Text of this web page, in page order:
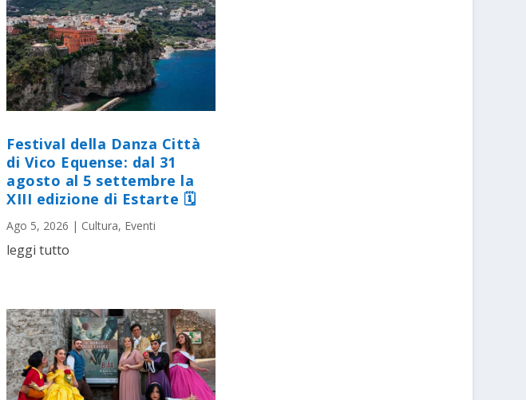
Festival della Danza Città
di Vico Equense: dal 31
agosto al 5 settembre la
XIII edizione di Estarte 🗓
Ago 5, 2026 | Cultura, Eventi
leggi tutto